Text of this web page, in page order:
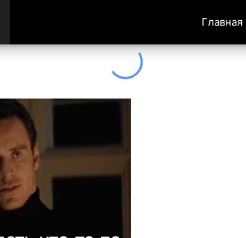
Главная